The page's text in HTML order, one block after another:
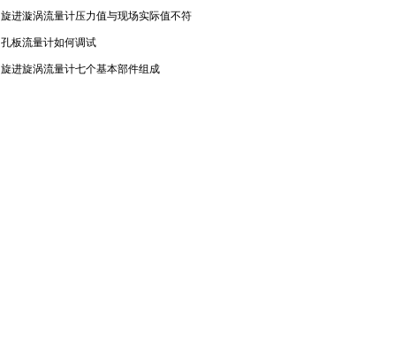
旋进漩涡流量计压力值与现场实际值不符
孔板流量计如何调试
旋进旋涡流量计七个基本部件组成